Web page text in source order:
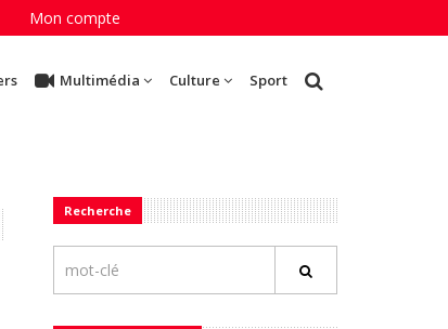
Mon compte
Multimédia Culture Sport
Recherche